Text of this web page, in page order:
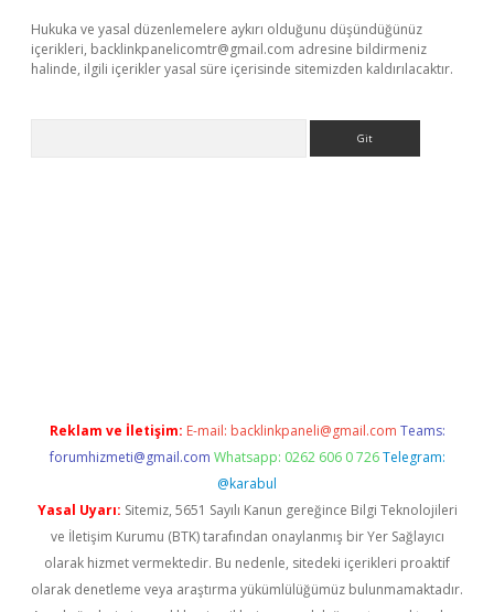
Hukuka ve yasal düzenlemelere aykırı olduğunu düşündüğünüz
içerikleri, backlinkpanelicomtr@gmail.com adresine bildirmeniz
halinde, ilgili içerikler yasal süre içerisinde sitemizden kaldırılacaktır.
Reklam ve İletişim: E-mail: backlinkpaneli@gmail.com Teams:
forumhizmeti@gmail.com Whatsapp: 0262 606 0 726 Telegram:
@karabul
Yasal Uyarı: Sitemiz, 5651 Sayılı Kanun gereğince Bilgi Teknolojileri
ve İletişim Kurumu (BTK) tarafından onaylanmış bir Yer Sağlayıcı
olarak hizmet vermektedir. Bu nedenle, sitedeki içerikleri proaktif
olarak denetleme veya araştırma yükümlülüğümüz bulunmamaktadır.